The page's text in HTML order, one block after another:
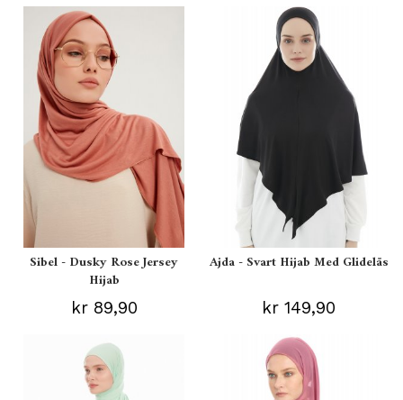
Sibel - Dusky Rose Jersey
Hijab
kr 89,90
Ajda - Svart Hijab Med Glidelås
kr 149,90